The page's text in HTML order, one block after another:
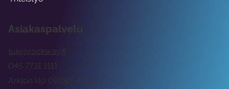
Asiakaspalvelu
tuki@rockway.fi
Arkisin klo 09:00 -15:00
045 7731 1111